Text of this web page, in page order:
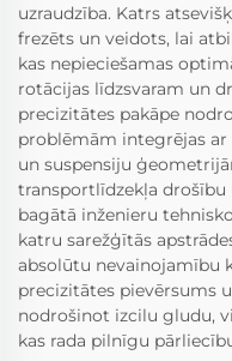
uzraudzība. Katrs
frezēts un veidots, lai
kas nepieciešamas
rotācijas līdzsvaram un
precizitātes pakāpe
problēmām integrējas
un suspensiju
transportlīdzekļa drošību
bagātā inženieru
katru sarežģītās
absolūtu nevainojamību
precizitātes pievērsums
nodrošinot izcilu gludu,
kas rada pilnīgu